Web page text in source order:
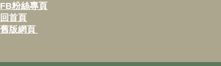
FB粉絲專頁
回首頁
舊版網頁